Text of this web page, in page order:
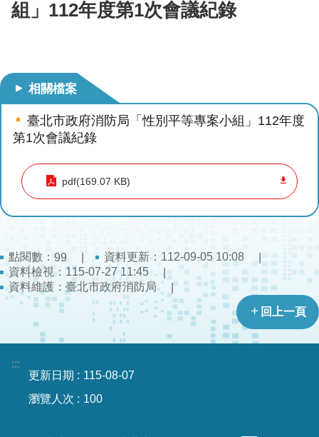
介
宣
導
教
下
民
力
園
地
府
資
組」112年度第1次會議紀錄
相關檔案
臺北市政府消防局「性別平等專案小組」112年度
第1次會議紀錄
pdf(169.07 KB)
點閱數： 99
資料更新：112-09-05 10:08
資料檢視：115-07-27 11:45
資料維護：臺北市政府消防局
回上一頁
:::
更新日期
115-08-07
瀏覽人次
100